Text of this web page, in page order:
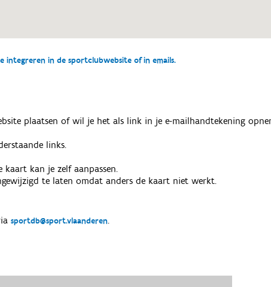
integreren in de sportclubwebsite of in emails.
plaatsen of wil je het als link in je e-mailhandtekening
links.
kan je zelf aanpassen.
te laten omdat anders de kaart niet werkt.
sportdb@sport.vlaanderen.